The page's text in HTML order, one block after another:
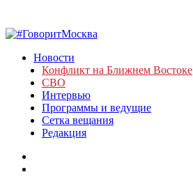
Новости
Конфликт на Ближнем Востоке
СВО
Интервью
Программы и ведущие
Сетка вещания
Редакция